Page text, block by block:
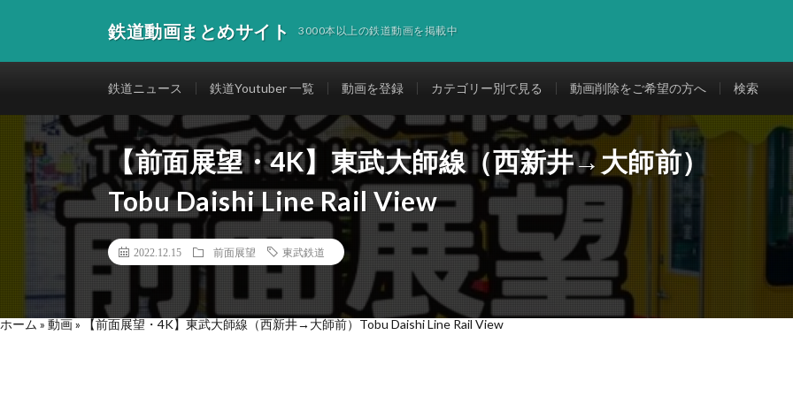
鉄道動画まとめサイト 3000本以上の鉄道動画を掲載中
鉄道ニュース 鉄道Youtuber 一覧 動画を登録 カテゴリー別で見る 動画削除をご希望の方へ 検索
【前面展望・4K】東武大師線（西新井→大師前）
Tobu Daishi Line Rail View
2022.12.15 前面展望 東武鉄道
ホーム » 動画» 【前面展望・4K】東武大師線（西新井→大師前）Tobu Daishi Line Rail View